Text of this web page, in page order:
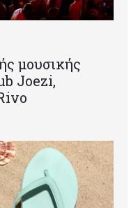
μουσικής
Joezi,